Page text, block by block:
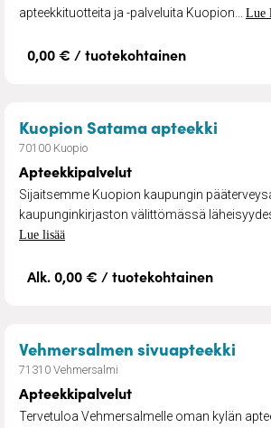
apteekkituotteita ja -palveluita Kuopion... Lue
0,00 € / tuotekohtainen
Kuopion Satama apteekki
70100 Kuopio
Apteekkipalvelut
Sijaitsemme Kuopion kaupungin
kaupunginkirjaston välittömässä
Lue lisää
Alk. 0,00 € / tuotekohtainen
Vehmersalmen sivuapteekki
71310 Vehmersalmi
Apteekkipalvelut
Tervetuloa Vehmersalmelle oman kylän